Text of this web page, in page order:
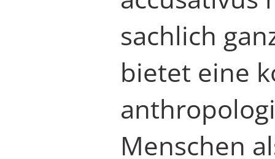
sachlich
bietet eine
Menschen